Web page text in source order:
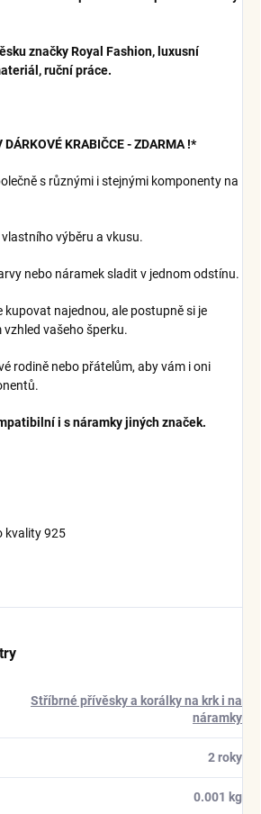
značky Royal Fashion, luxusní
ruční práce.
DÁRKOVÉ KRABIČCE - ZDARMA !*
s různými i stejnými komponenty na
výběru a vkusu.
nebo náramek sladit v jednom odstínu.
najednou, ale postupně si je
vašeho šperku.
rodině nebo přátelům, aby vám i oni
i s náramky jiných značek.
kvality 925
Stříbrné přívěsky a korálky na krk i na
náramky
2 roky
0.001 kg